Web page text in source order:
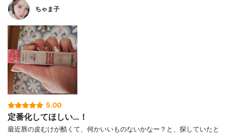
ちゃま子
5.00
定番化してほしい…！
最近唇の皮むけが酷くて、何かいいものないかなー？と、探していたと